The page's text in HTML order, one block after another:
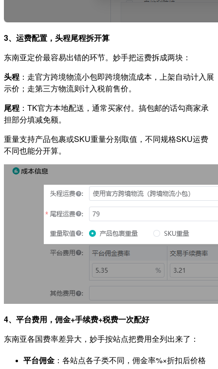
3、运费配置，头程尾程拆开算
东南亚定价最容易出错的环节。妙手把运费拆成两块：
头程 ：走官方跨境物流小包即跨境物流成本，上架自动计入展
示价；走第三方物流则计入税前售价。
尾程 ：TK官方本地配送，通常买家付。搞包邮的话勾商家承
担部分填减免额。
重量支持产品包裹或SKU重量分别取值，不同规格SKU运费
不同也能分开算。
4、平台费用，佣金+手续费+税费一次配好
东南亚各国费率差异大，妙手按站点把费用全列出来了：
平台佣金 ：各站点各子类不同，佣金率%×折扣后价格